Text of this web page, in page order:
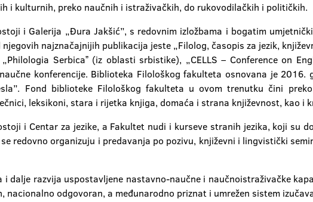
i kulturnih, preko naučnih i istraživačkih, do rukovodilačkih i političkih.
i Galerija „Đura Jakšić”, s redovnim izložbama i bogatim
najznačajnijih publikacija jeste „Filolog, časopis za jezik,
Serbicaˮ (iz oblasti srbistike), „CELLS – Conference on
konferencije. Biblioteka Filološkog fakulteta osnovana je 2016.
Fond biblioteke Filološkog fakulteta u ovom trenutku čini
leksikoni, stara i rijetka knjiga, domaća i strana književnost, kao i
i Centar za jezike, a Fakultet nudi i kurseve stranih jezika, koji su
redovno organizuju i predavanja po pozivu, književni i lingvistički
dalje razvija uspostavljene nastavno-naučne i naučnoistraživačke
odgovoran, a međunarodno priznat i umrežen sistem